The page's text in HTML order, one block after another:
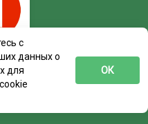
с
данных о
для
ОК